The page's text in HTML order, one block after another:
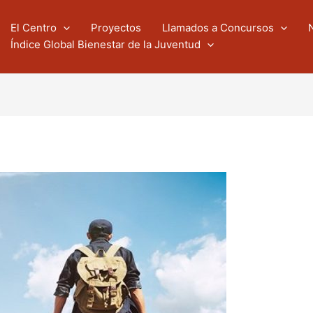
El Centro Proyectos Llamados a Concursos
Índice Global Bienestar de la Juventud